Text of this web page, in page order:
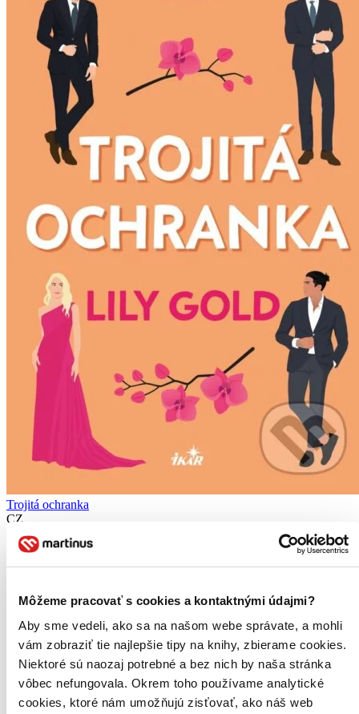
Môžeme pracovať s cookies a kontaktnými údajmi?
Aby sme vedeli, ako sa na našom webe správate, a mohli
vám zobraziť tie najlepšie tipy na knihy, zbierame cookies.
Niektoré sú naozaj potrebné a bez nich by naša stránka
vôbec nefungovala. Okrem toho používame analytické
cookies, ktoré nám umožňujú zisťovať, ako náš web
Trojitá ochranka
CZ
Lily Gold
že se mi do domu vloupal záhadný muž, vím, že potřebuju pořádnou
Knihabrožovaná väzba
19,30 €
Do 3 – 5 dní
Tento produkt momentálne nemáme na sklade, ale zvyčajne
vám ho vieme zabezpečiť a odoslať do 3 – 5 dní. A